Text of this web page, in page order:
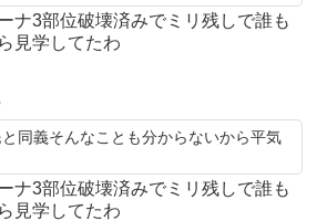
ナ3部位破壊済みでミリ残しで誰も
見学してたわ
同義そんなことも分からないから平気
ナ3部位破壊済みでミリ残しで誰も
見学してたわ